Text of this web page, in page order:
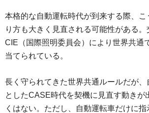
本格的な自動運転時代が到来する際、こ
り方も大きく見直される可能性がある。
CIE（国際照明委員会）により世界共通
当てられている。
長く守られてきた世界共通ルールだが、
としたCASE時代を契機に見直す動きが
くはない。ただし、自動運転車だけに